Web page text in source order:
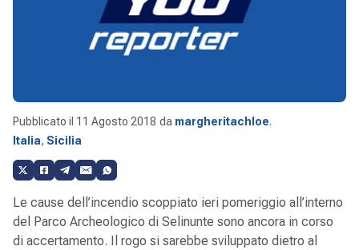
Pubblicato il 11 Agosto 2018 da margheritachloe.
Italia, Sicilia
Le cause dell’incendio scoppiato ieri pomeriggio all’interno
del Parco Archeologico di Selinunte sono ancora in corso
di accertamento. Il rogo si sarebbe sviluppato dietro al